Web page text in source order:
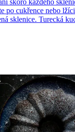
skoro každého
po cukřence nebo
sklenice. Turecká